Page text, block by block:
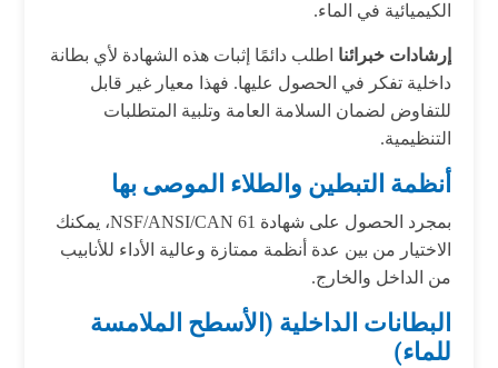
الكيميائية في الماء.
إرشادات خبرائنا اطلب دائمًا إثبات هذه الشهادة لأي بطانة
داخلية تفكر في الحصول عليها. فهذا معيار غير قابل
للتفاوض لضمان السلامة العامة وتلبية المتطلبات
التنظيمية.
أنظمة التبطين والطلاء الموصى بها
بمجرد الحصول على شهادة NSF/ANSI/CAN 61، يمكنك
الاختيار من بين عدة أنظمة ممتازة وعالية الأداء للأنابيب
من الداخل والخارج.
البطانات الداخلية (الأسطح الملامسة
للماء)